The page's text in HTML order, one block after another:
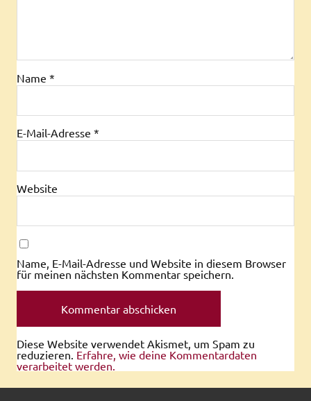
Name *
E-Mail-Adresse *
Website
Name, E-Mail-Adresse und Website in diesem Browser
für meinen nächsten Kommentar speichern.
Diese Website verwendet Akismet, um Spam zu
reduzieren. Erfahre, wie deine Kommentardaten
verarbeitet werden.